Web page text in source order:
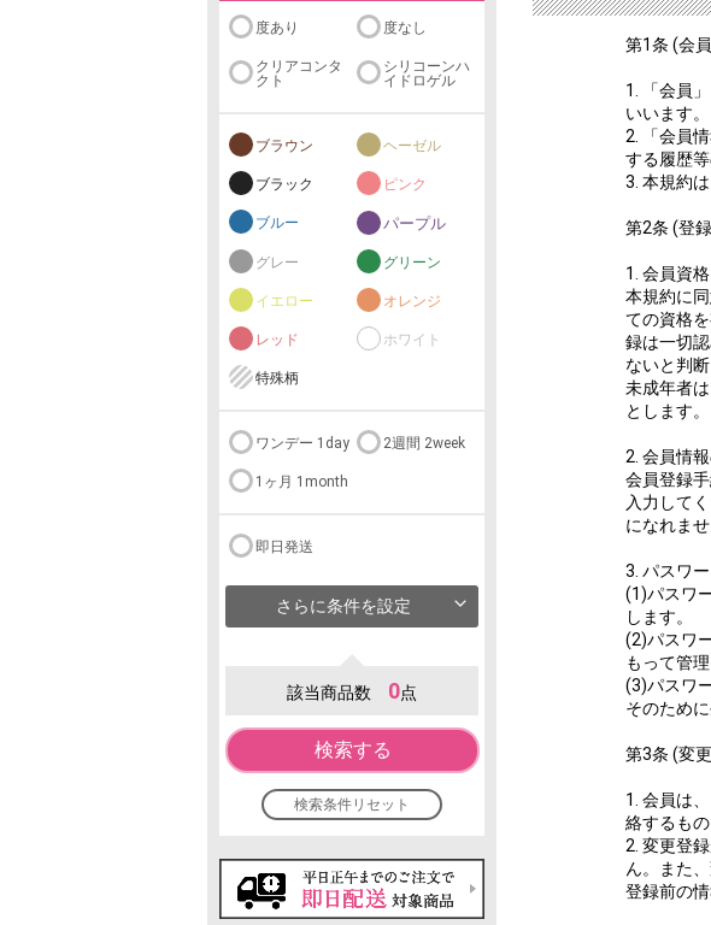
度あり 度なし
クリアコンタ
クト
シリコーンハ
イドロゲル
ブラウン ヘーゼル
ブラック ピンク
ブルー パープル
グレー グリーン
イエロー オレンジ
レッド ホワイト
特殊柄
ワンデー 1day 2週間 2week
1ヶ月 1month
即日発送
さらに条件を設定
該当商品数 0点
検索する
検索条件リセット
第1条 (会
1. 「会員
いいます。
2. 「会員
する履歴等
3. 本規約
第2条 (登
1. 会員資格
本規約に
ての資格
録は一切
ないと判
未成年者
とします。
2. 会員情
会員登録
入力して
になれま
3. パスワ
(1)パスワ
します。
(2)パスワ
もって管
(3)パスワ
そのため
第3条 (変
1. 会員は
絡するもの
2. 変更登
ん。また
登録前の